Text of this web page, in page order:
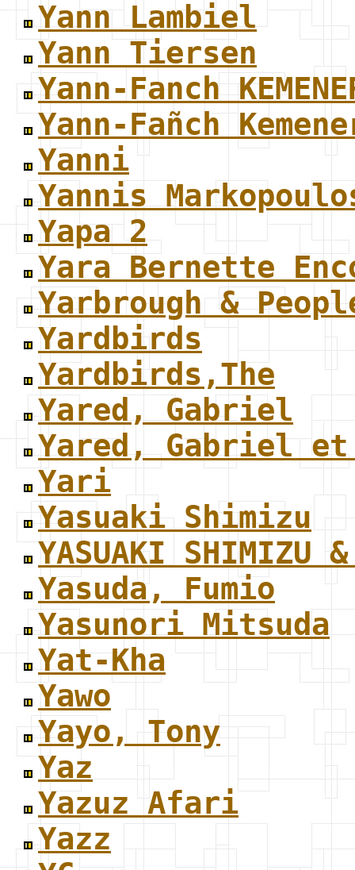
Yann Lambiel
Yann Tiersen
Yann-Fanch
Yann-Fañch
Yanni
Yannis
Yapa 2
Yara Bernette
Yarbrough &
Yardbirds
Yardbirds,The
Yared, Gabriel
Yared, Gabriel et
Yari
Yasuaki Shimizu
YASUAKI SHIMIZU &
Yasuda, Fumio
Yasunori Mitsuda
Yat-Kha
Yawo
Yayo, Tony
Yaz
Yazuz Afari
Yazz